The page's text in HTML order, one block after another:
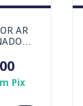
AR
Pix